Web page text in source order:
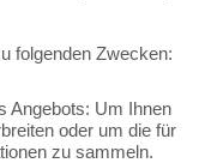
folgenden Zwecken:
Angebots: Um Ihnen
oder um die für
zu sammeln.